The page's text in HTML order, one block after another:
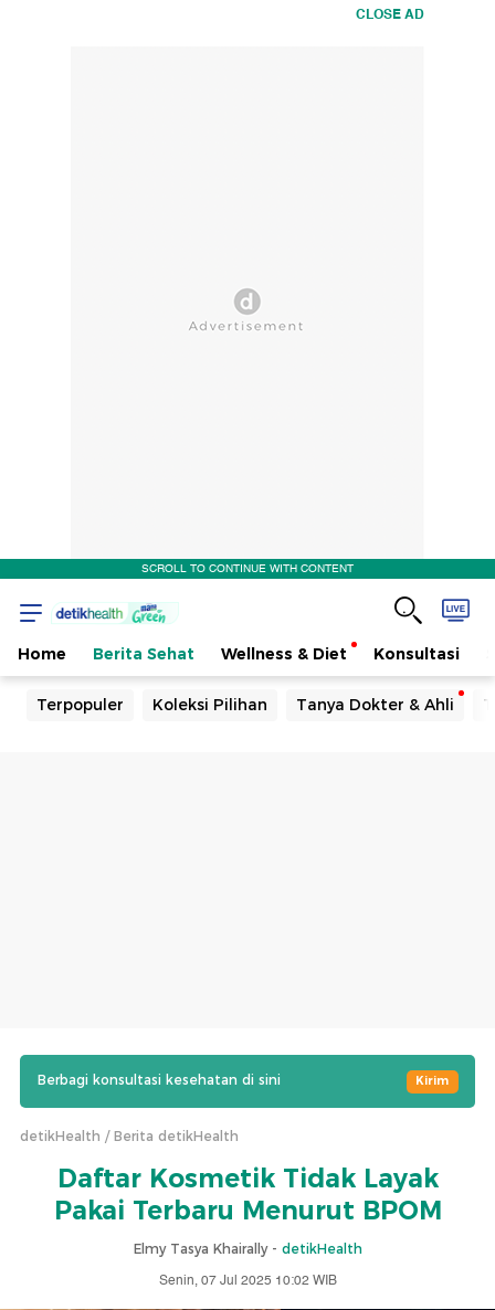
CLOSE AD
SCROLL TO CONTINUE WITH CONTENT
Home Berita Sehat Wellness & Diet Konsultasi
Terpopuler Koleksi Pilihan Tanya Dokter & Ahli
Berbagi konsultasi kesehatan di sini Kirim
detikHealth Berita detikHealth
Daftar Kosmetik Tidak Layak
Pakai Terbaru Menurut BPOM
Elmy Tasya Khairally - detikHealth
Senin, 07 Jul 2025 10:02 WIB